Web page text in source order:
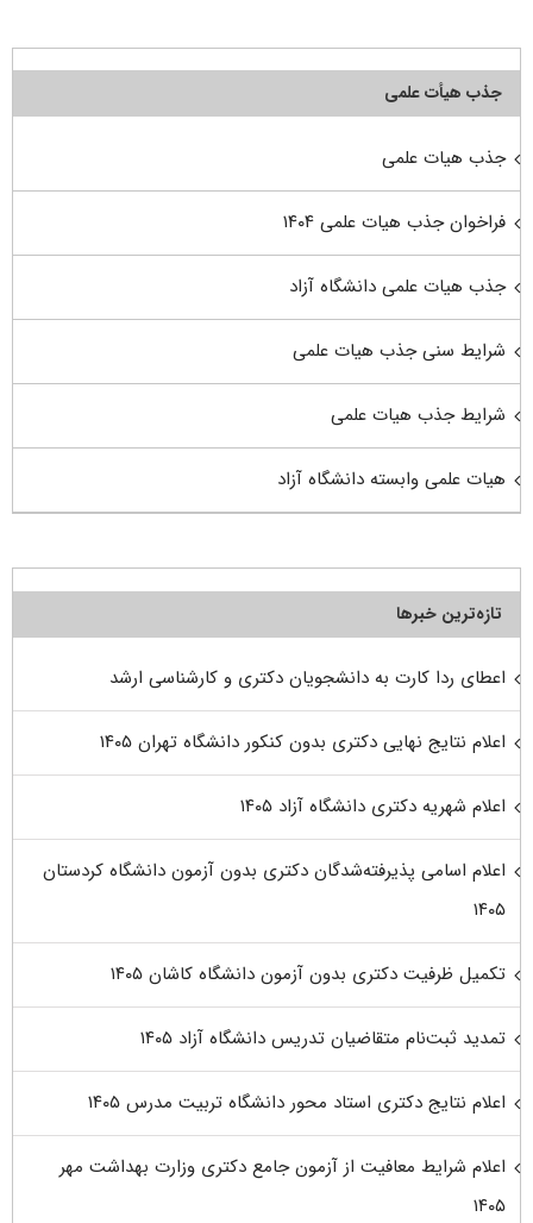
جذب هیأت علمی
جذب هیات علمی
فراخوان جذب هیات علمی ۱۴۰۴
جذب هیات علمی دانشگاه آزاد
شرایط سنی جذب هیات علمی
شرایط جذب هیات علمی
هیات علمی وابسته دانشگاه آزاد
تازه‌ترین خبرها
اعطای ردا کارت به دانشجویان دکتری و کارشناسی ارشد
اعلام نتایج نهایی دکتری بدون کنکور دانشگاه تهران ۱۴۰۵
اعلام شهریه دکتری دانشگاه آزاد ۱۴۰۵
اعلام اسامی پذیرفته‌شدگان دکتری بدون آزمون دانشگاه کردستان
۱۴۰۵
تکمیل ظرفیت دکتری بدون آزمون دانشگاه کاشان ۱۴۰۵
تمدید ثبت‌نام متقاضیان تدریس دانشگاه آزاد ۱۴۰۵
اعلام نتایج دکتری استاد محور دانشگاه تربیت مدرس ۱۴۰۵
اعلام شرایط معافیت از آزمون جامع دکتری وزارت بهداشت مهر
۱۴۰۵